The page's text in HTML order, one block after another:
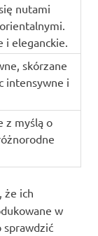
nutami
i eleganckie.
skórzane
intensywne i
z myślą o
że ich
w
sprawdzić